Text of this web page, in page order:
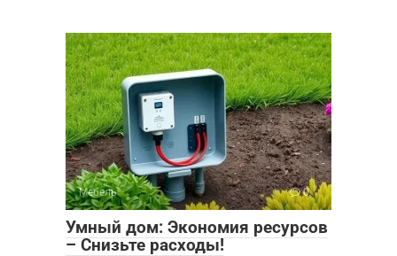
Мебель 0
Умный дом: Экономия ресурсов
– Снизьте расходы!